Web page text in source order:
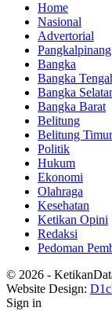
Home
Nasional
Advertorial
Pangkalpinang
Bangka
Bangka
Bangka
Bangka Barat
Belitung
Belitung Timur
Politik
Hukum
Ekonomi
Olahraga
Kesehatan
Ketikan Opini
Redaksi
Pedoman
© 2026 -
Website Design:
Sign in